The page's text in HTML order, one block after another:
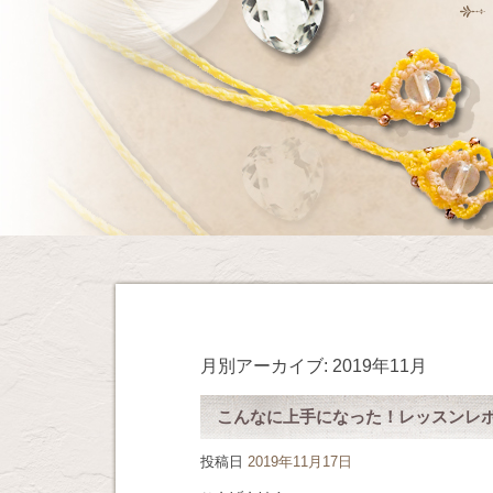
月別アーカイブ: 2019年11月
こんなに上手になった！レッスンレ
投稿日 2019年11月17日